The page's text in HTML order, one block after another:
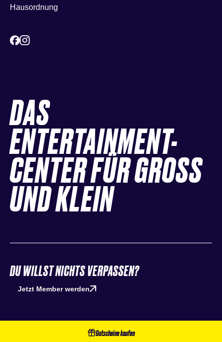
Gutscheine kaufen
Hausordnung
DAS
ENTERTAINMENT-
CENTER FÜR GROSS
UND KLEIN
DU WILLST NICHTS VERPASSEN?
Jetzt Member werden